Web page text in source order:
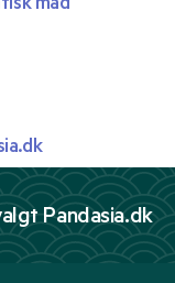
mad
Pandasia.dk